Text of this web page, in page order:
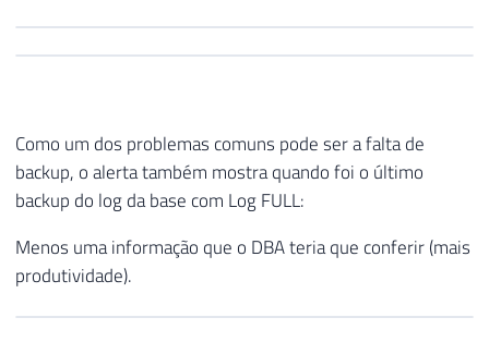
Como um dos problemas comuns pode ser a falta de
backup, o alerta também mostra quando foi o último
backup do log da base com Log FULL:
Menos uma informação que o DBA teria que conferir (mais
produtividade).